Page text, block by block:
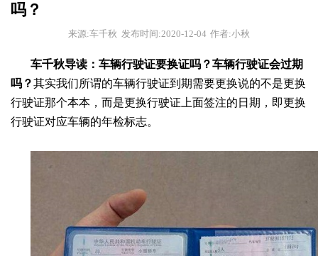
吗？
来源:车千秋 发布时间:2020-12-04 作者:小秋
车千秋导读：车辆行驶证要换证吗？车辆行驶证会过期
吗？其实我们所谓的车辆行驶证到期需要更换说的不是更换
行驶证那个本本，而是更换行驶证上面签注的日期，即更换
行驶证对应车辆的年检标志。